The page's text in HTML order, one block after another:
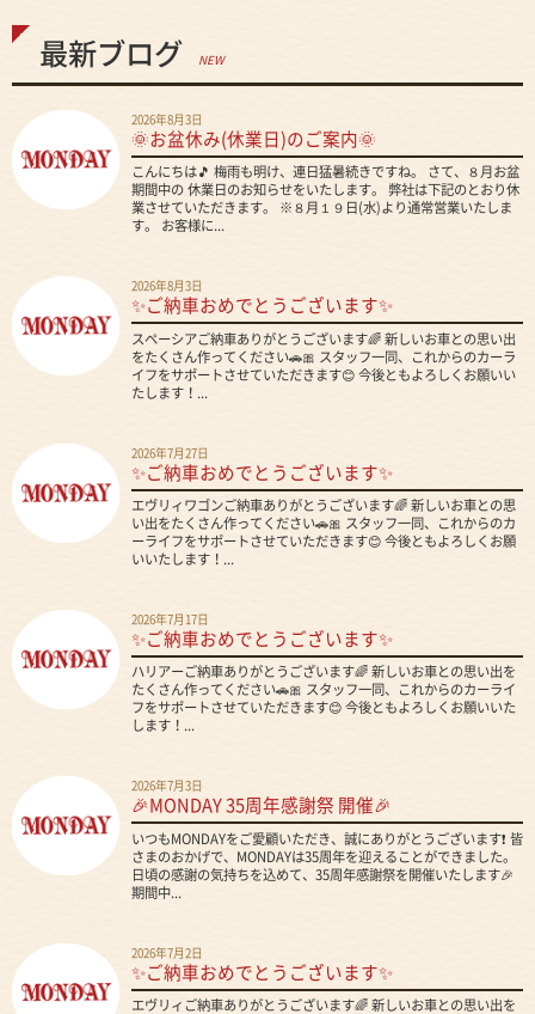
最新ブログ NEW
2026年8月3日
🌞お盆休み(休業日)のご案内🌞
こんにちは🎵 梅雨も明け、連日猛暑続きですね。 さて、８月お盆
期間中の 休業日のお知らせをいたします。 弊社は下記のとおり休
業させていただきます。 ※８月１９日(水)より通常営業いたしま
す。 お客様に...
2026年8月3日
✨ご納車おめでとうございます✨
スペーシアご納車ありがとうございます🌈 新しいお車との思い出
をたくさん作ってください🚗🎀 スタッフ一同、これからのカーラ
イフをサポートさせていただきます😊 今後ともよろしくお願いい
たします！...
2026年7月27日
✨ご納車おめでとうございます✨
エヴリィワゴンご納車ありがとうございます🌈 新しいお車との思
い出をたくさん作ってください🚗🎀 スタッフ一同、これからのカ
ーライフをサポートさせていただきます😊 今後ともよろしくお願
いいたします！...
2026年7月17日
✨ご納車おめでとうございます✨
ハリアーご納車ありがとうございます🌈 新しいお車との思い出を
たくさん作ってください🚗🎀 スタッフ一同、これからのカーライ
フをサポートさせていただきます😊 今後ともよろしくお願いいた
します！...
2026年7月3日
🎉MONDAY 35周年感謝祭 開催🎉
いつもMONDAYをご愛顧いただき、誠にありがとうございます❗ 皆
さまのおかげで、MONDAYは35周年を迎えることができました。
日頃の感謝の気持ちを込めて、35周年感謝祭を開催いたします🎉
期間中...
2026年7月2日
✨ご納車おめでとうございます✨
エヴリィご納車ありがとうございます🌈 新しいお車との思い出を